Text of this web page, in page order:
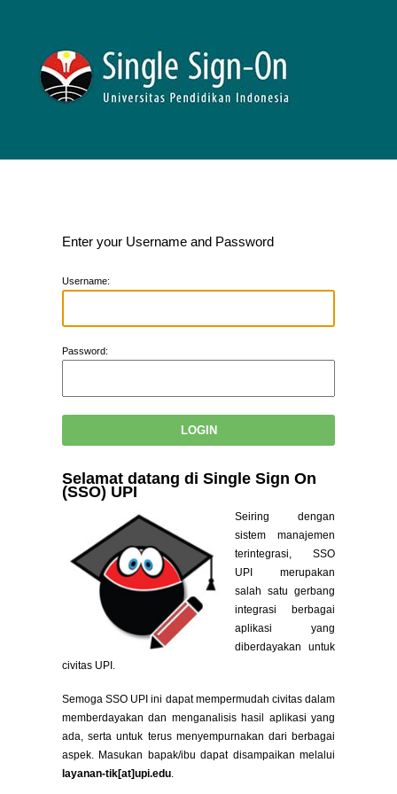
Enter your Username and Password
Username:
Password:
Selamat datang di Single Sign On
(SSO) UPI
Seiring dengan
sistem manajemen
terintegrasi, SSO
UPI merupakan
salah satu gerbang
integrasi berbagai
aplikasi yang
diberdayakan untuk
civitas UPI.
Semoga SSO UPI ini dapat mempermudah civitas dalam
memberdayakan dan menganalisis hasil aplikasi yang
ada, serta untuk terus menyempurnakan dari berbagai
aspek. Masukan bapak/ibu dapat disampaikan melalui
layanan-tik[at]upi.edu.